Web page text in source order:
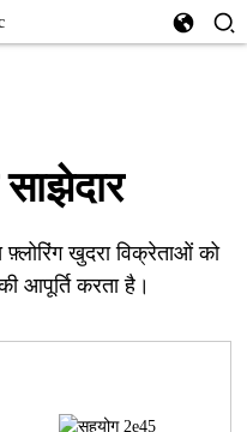
साझेदार
खुदरा विक्रेताओं को
आपूर्ति करता है।